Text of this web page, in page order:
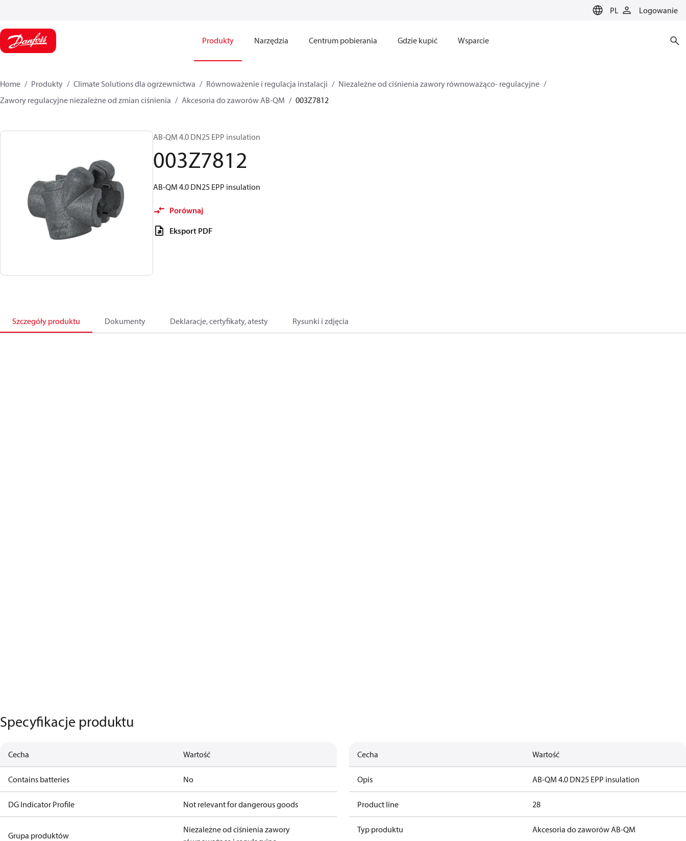
PL Logowanie
Produkty Narzędzia Centrum pobierania Gdzie kupić Wsparcie
Home Produkty Climate Solutions dla ogrzewnictwa Równoważenie i regulacja instalacji
Niezależne od ciśnienia zawory równoważąco- regulacyjne
Zawory regulacyjne niezależne od zmian ciśnienia
Akcesoria do zaworów AB-QM 003Z7812
AB-QM 4.0 DN25 EPP insulation
003Z7812
AB-QM 4.0 DN25 EPP insulation
Porównaj
Eksport PDF
Szczegóły produktu Dokumenty Deklaracje, certyfikaty, atesty Rysunki i zdjęcia
Specyfikacje produktu
Cecha Wartość
Contains batteries No
DG Indicator Profile Not relevant for dangerous goods
Grupa produktów
Niezależne od ciśnienia zawory
Cecha Wartość
Opis AB-QM 4.0 DN25 EPP insulation
Product line 28
Typ produktu Akcesoria do zaworów AB-QM